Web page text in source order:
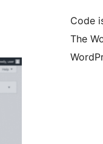
Code
The